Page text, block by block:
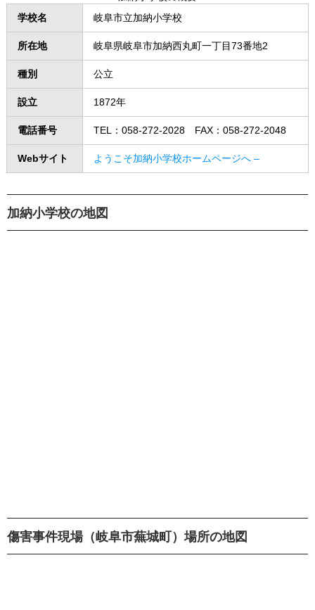
学校名
岐阜市立加納小学校
所在地 岐阜県岐阜市加納西丸町一丁目73番地2
種別 公立
設立 1872年
電話番号 TEL：058-272-2028 FAX：058-272-2048
Webサイト ようこそ加納小学校ホームページへ –
加納小学校の地図
傷害事件現場（岐阜市蕪城町）場所の地図